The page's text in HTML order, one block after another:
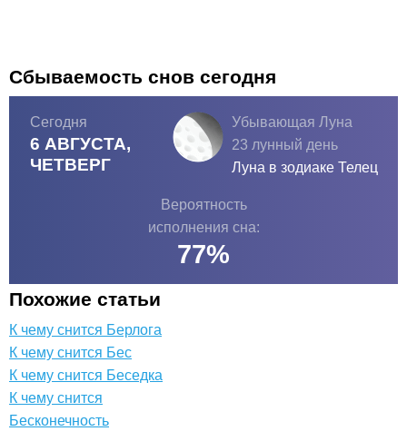
Сбываемость снов сегодня
Сегодня
6 АВГУСТА,
ЧЕТВЕРГ
Убывающая Луна
23 лунный день
Луна в зодиаке Телец
Вероятность
исполнения сна:
77%
Похожие статьи
К чему снится Берлога
К чему снится Бес
К чему снится Беседка
К чему снится
Бесконечность